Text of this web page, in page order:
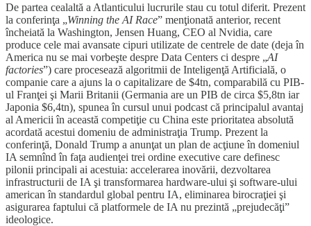
De partea cealaltă a Atlanticului lucrurile stau cu totul diferit. Prezent
la conferinţa „Winning the AI Race” menţionată anterior, recent
încheiată la Washington, Jensen Huang, CEO al Nvidia, care
produce cele mai avansate cipuri utilizate de centrele de date (deja în
America nu se mai vorbeşte despre Data Centers ci despre „AI
factories”) care procesează algoritmii de Inteligenţă Artificială, o
companie care a ajuns la o capitalizare de $4tn, comparabilă cu PIB-
ul Franţei şi Marii Britanii (Germania are un PIB de circa $5,8tn iar
Japonia $6,4tn), spunea în cursul unui podcast că principalul avantaj
al Americii în această competiţie cu China este prioritatea absolută
acordată acestui domeniu de administraţia Trump. Prezent la
conferinţă, Donald Trump a anunţat un plan de acţiune în domeniul
IA semnînd în faţa audienţei trei ordine executive care definesc
pilonii principali ai acestuia: accelerarea inovării, dezvoltarea
infrastructurii de IA şi transformarea hardware-ului şi software-ului
american în standardul global pentru IA, eliminarea birocraţiei şi
asigurarea faptului că platformele de IA nu prezintă „prejudecăţi”
ideologice.